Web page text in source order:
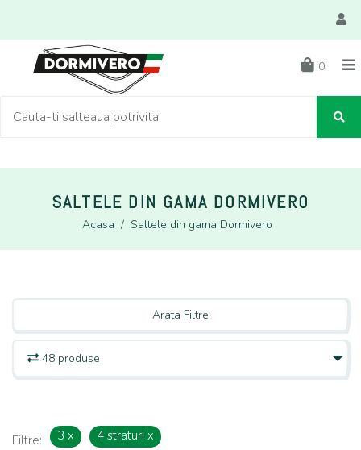
0
SALTELE DIN GAMA DORMIVERO
Acasa / Saltele din gama Dormivero
Arata Filtre
48 produse
Filtre: 3 x 4 straturi x